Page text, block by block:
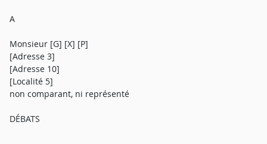
A
Monsieur [G] [X] [P]
[Adresse 3]
[Adresse 10]
[Localité 5]
non comparant, ni représenté
DÉBATS